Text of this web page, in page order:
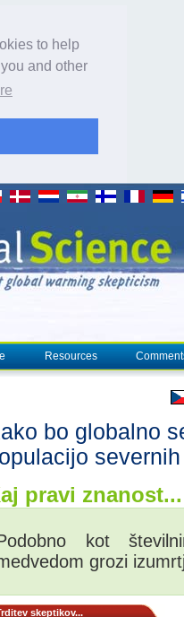
to help
and other
Resources
bo globalno
pravi znanost...
kot
grozi
skeptikov...